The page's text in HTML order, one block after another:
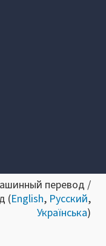
перевод /
(English, Русский,
Українська)